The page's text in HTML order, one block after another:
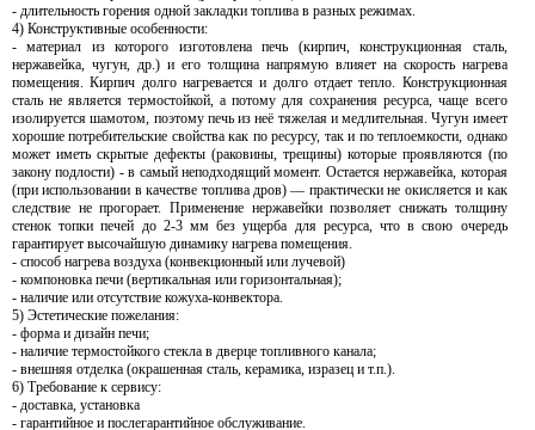
- длительность горения одной закладки топлива в разных режимах.
4) Конструктивные особенности:
- материал из которого изготовлена печь (кирпич, конструкционная сталь,
нержавейка, чугун, др.) и его толщина напрямую влияет на скорость нагрева
помещения. Кирпич долго нагревается и долго отдает тепло. Конструкционная
сталь не является термостойкой, а потому для сохранения ресурса, чаще всего
изолируется шамотом, поэтому печь из неё тяжелая и медлительная. Чугун имеет
хорошие потребительские свойства как по ресурсу, так и по теплоемкости, однако
может иметь скрытые дефекты (раковины, трещины) которые проявляются (по
закону подлости) - в самый неподходящий момент. Остается нержавейка, которая
(при использовании в качестве топлива дров) — практически не окисляется и как
следствие не прогорает. Применение нержавейки позволяет снижать толщину
стенок топки печей до 2-3 мм без ущерба для ресурса, что в свою очередь
гарантирует высочайшую динамику нагрева помещения.
- способ нагрева воздуха (конвекционный или лучевой)
- компоновка печи (вертикальная или горизонтальная);
- наличие или отсутствие кожуха-конвектора.
5) Эстетические пожелания:
- форма и дизайн печи;
- наличие термостойкого стекла в дверце топливного канала;
- внешняя отделка (окрашенная сталь, керамика, изразец и т.п.).
6) Требование к сервису:
- доставка, установка
- гарантийное и послегарантийное обслуживание.